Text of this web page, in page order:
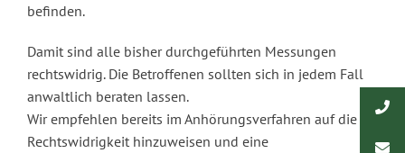
befinden.
Damit sind alle bisher durchgeführten Messungen
rechtswidrig. Die Betroffenen sollten sich in jedem Fall
anwaltlich beraten lassen.
Wir empfehlen bereits im Anhörungsverfahren auf die
Rechtswidrigkeit hinzuweisen und eine